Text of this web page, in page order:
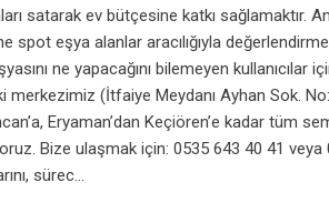
satarak ev bütçesine katkı sağlamaktır.
spot eşya alanlar aracılığıyla
ne yapacağını bilemeyen kullanıcılar
merkezimiz (İtfaiye Meydanı Ayhan Sok.
Eryaman’dan Keçiören’e kadar tüm
Bize ulaşmak için: 0535 643 40 41 veya
sürec...